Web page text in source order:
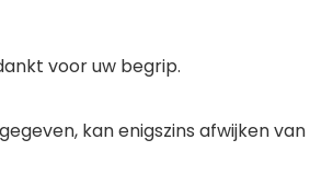
voor uw begrip.
kan enigszins afwijken